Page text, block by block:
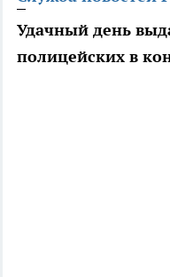
Удачный день
полицейских в